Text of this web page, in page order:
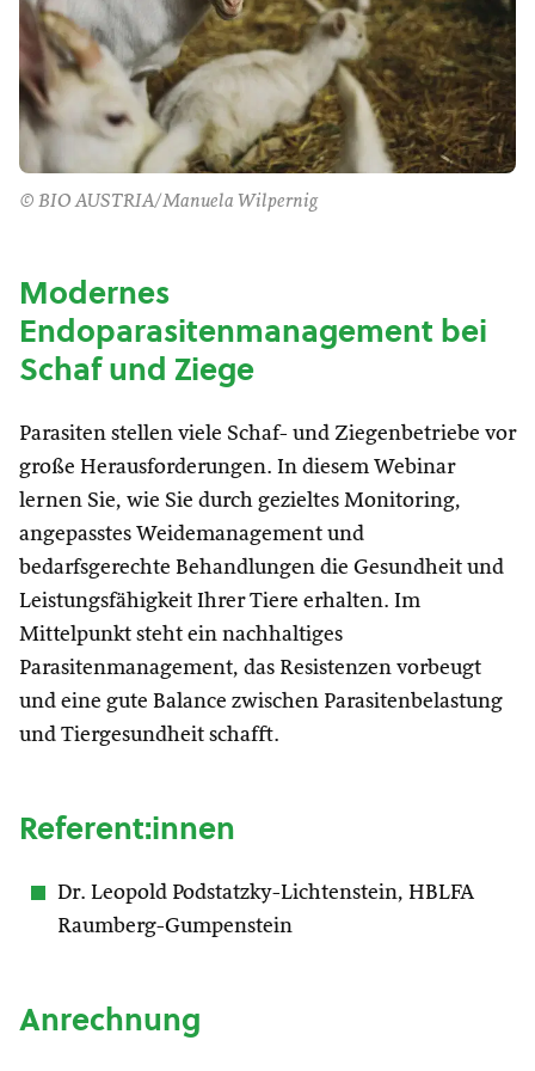
© BIO AUSTRIA/Manuela Wilpernig
Modernes
Endoparasitenmanagement bei
Schaf und Ziege
Parasiten stellen viele Schaf- und Ziegenbetriebe vor
große Herausforderungen. In diesem Webinar
lernen Sie, wie Sie durch gezieltes Monitoring,
angepasstes Weidemanagement und
bedarfsgerechte Behandlungen die Gesundheit und
Leistungsfähigkeit Ihrer Tiere erhalten. Im
Mittelpunkt steht ein nachhaltiges
Parasitenmanagement, das Resistenzen vorbeugt
und eine gute Balance zwischen Parasitenbelastung
und Tiergesundheit schafft.
Referent:innen
Dr. Leopold Podstatzky-Lichtenstein, HBLFA
Raumberg-Gumpenstein
Anrechnung